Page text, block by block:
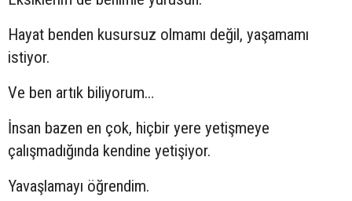
Hayat benden kusursuz olmamı değil, yaşamamı
istiyor.
Ve ben artık biliyorum…
İnsan bazen en çok, hiçbir yere yetişmeye
çalışmadığında kendine yetişiyor.
Yavaşlamayı öğrendim.